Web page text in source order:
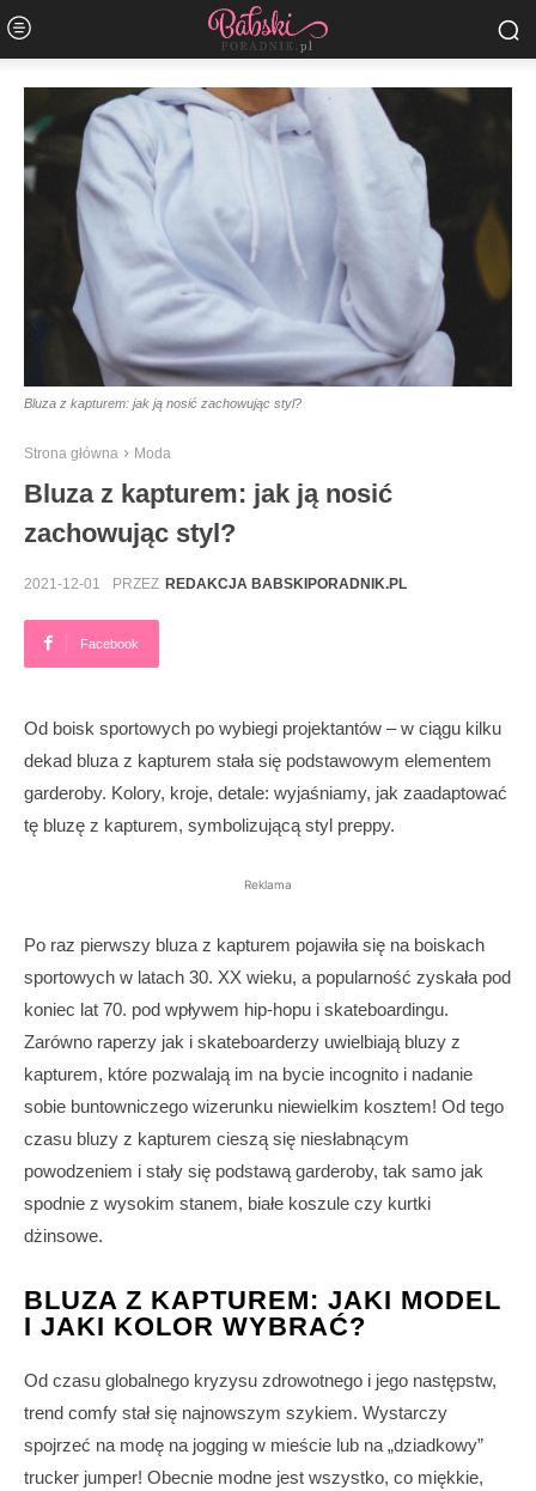
Bluza z kapturem: jak ją nosić zachowując styl?
Strona główna Moda
Bluza z kapturem: jak ją nosić
zachowując styl?
2021-12-01 PRZEZ REDAKCJA BABSKIPORADNIK.PL
Facebook
Od boisk sportowych po wybiegi projektantów – w ciągu kilku
dekad bluza z kapturem stała się podstawowym elementem
garderoby. Kolory, kroje, detale: wyjaśniamy, jak zaadaptować
tę bluzę z kapturem, symbolizującą styl preppy.
Reklama
Po raz pierwszy bluza z kapturem pojawiła się na boiskach
sportowych w latach 30. XX wieku, a popularność zyskała pod
koniec lat 70. pod wpływem hip-hopu i skateboardingu.
Zarówno raperzy jak i skateboarderzy uwielbiają bluzy z
kapturem, które pozwalają im na bycie incognito i nadanie
sobie buntowniczego wizerunku niewielkim kosztem! Od tego
czasu bluzy z kapturem cieszą się niesłabnącym
powodzeniem i stały się podstawą garderoby, tak samo jak
spodnie z wysokim stanem, białe koszule czy kurtki
dżinsowe.
BLUZA Z KAPTUREM: JAKI MODEL
I JAKI KOLOR WYBRAĆ?
Od czasu globalnego kryzysu zdrowotnego i jego następstw,
trend comfy stał się najnowszym szykiem. Wystarczy
spojrzeć na modę na jogging w mieście lub na „dziadkowy”
trucker jumper! Obecnie modne jest wszystko, co miękkie,